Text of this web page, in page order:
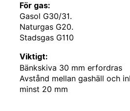
För gas:
Gasol G30/31.
Naturgas G20.
Stadsgas G110
Viktigt:
Bänkskiva 30 mm erfordras
Avstånd mellan gashäll och
minst 20 mm